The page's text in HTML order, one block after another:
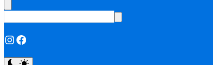
Instagram
Facebook